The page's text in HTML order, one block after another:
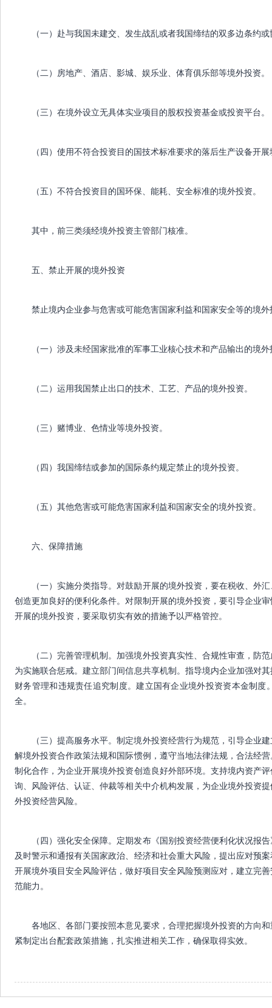
（一）赴与我国未建交、发生战乱或者我国缔结的双多边条约
（二）房地产、酒店、影城、娱乐业、体育俱乐部等境外投资。
（三）在境外设立无具体实业项目的股权投资基金或投资平台。
（四）使用不符合投资目的国技术标准要求的落后生产设备开
（五）不符合投资目的国环保、能耗、安全标准的境外投资。
其中，前三类须经境外投资主管部门核准。
五、禁止开展的境外投资
禁止境内企业参与危害或可能危害国家利益和国家安全等的境
（一）涉及未经国家批准的军事工业核心技术和产品输出的境
（二）运用我国禁止出口的技术、工艺、产品的境外投资。
（三）赌博业、色情业等境外投资。
（四）我国缔结或参加的国际条约规定禁止的境外投资。
（五）其他危害或可能危害国家利益和国家安全的境外投资。
六、保障措施
（一）实施分类指导。对鼓励开展的境外投资，要在税收、外
创造更加良好的便利化条件。对限制开展的境外投资，要引导企业
开展的境外投资，要采取切实有效的措施予以严格管控。
（二）完善管理机制。加强境外投资真实性、合规性审查，防
为实施联合惩戒。建立部门间信息共享机制。指导境内企业加强对
财务管理和违规责任追究制度。建立国有企业境外投资资本金制
全。
（三）提高服务水平。制定境外投资经营行为规范，引导企业
解境外投资合作政策法规和国际惯例，遵守当地法律法规，合法经
制化合作，为企业开展境外投资创造良好外部环境。支持境内资产
询、风险评估、认证、仲裁等相关中介机构发展，为企业境外投资
外投资经营风险。
（四）强化安全保障。定期发布《国别投资经营便利化状况报
及时警示和通报有关国家政治、经济和社会重大风险，提出应对预
开展境外项目安全风险评估，做好项目安全风险预测应对，建立完
范能力。
各地区、各部门要按照本意见要求，合理把握境外投资的方向
紧制定出台配套政策措施，扎实推进相关工作，确保取得实效。